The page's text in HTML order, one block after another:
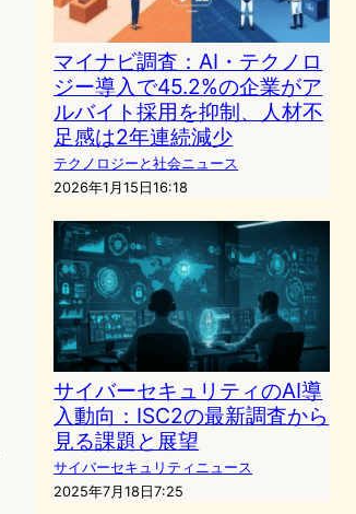
マイナビ調査：AI・テクノロ
ジー導入で45.2%の企業がア
ルバイト採用を抑制、人材不
足感は2年連続減少
テクノロジーと社会ニュース
2026年1月15日16:18
サイバーセキュリティのAI導
入動向：ISC2の最新調査から
見る課題と展望
サイバーセキュリティニュース
2025年7月18日7:25